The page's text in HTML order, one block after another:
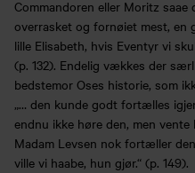
Commandoren eller Moritz saae
overrasket og fornøiet mest, en
lille Elisabeth, hvis Eventyr vi
(p. 132). Endelig vækkes der
bedstemor Oses historie, som
„… den kunde godt fortælles
endnu ikke høre den, men
Madam Levsen nok fortæller
ville vi haabe, hun gjør.“ (p. 149).